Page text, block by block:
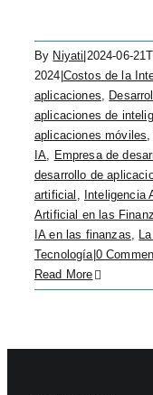
By Niyati 2024-06-
2024 Costos de la
aplicaciones,
aplicaciones de
aplicaciones móviles,
IA, Empresa de
desarrollo de
artificial , Inteligencia
Artificial en las
IA en las finanzas,
Tecnología| 0
Read More